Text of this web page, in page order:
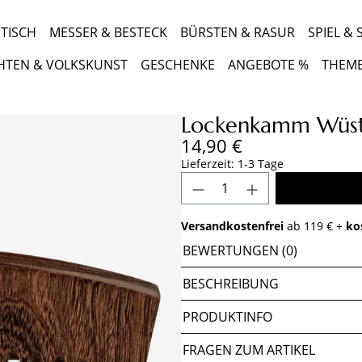
MESSER & BESTECK BÜRSTEN & RASUR
SPIEL &
& VOLKSKUNST
GESCHENKE ANGEBOTE %
Lockenkamm
Regulärer Preis:
14,90 €
Lieferzeit: 1-3 Tage
Produkt Anzahl:
Versandkostenfrei ab 119 € +
BEWERTUNGEN (0)
BESCHREIBUNG
PRODUKTINFO
FRAGEN ZUM ARTIKEL